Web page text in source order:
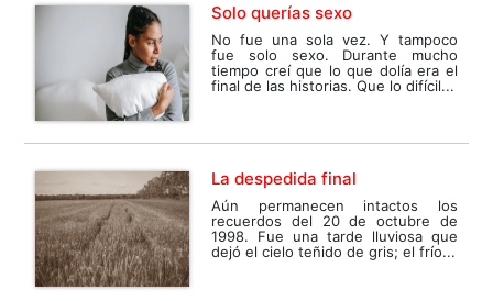
Solo querías sexo
No fue una sola vez. Y tampoco
fue solo sexo. Durante mucho
tiempo creí que lo que dolía era el
final de las historias. Que lo difícil...
La despedida final
Aún permanecen intactos los
recuerdos del 20 de octubre de
1998. Fue una tarde lluviosa que
dejó el cielo teñido de gris; el frío...